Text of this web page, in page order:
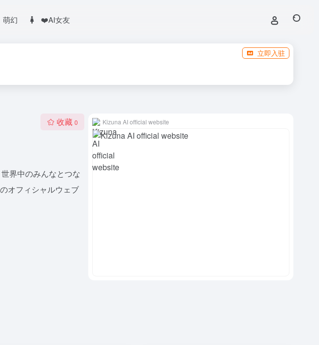
萌幻 ❤️AI女友
立即入驻
收藏 0
界中のみんなとつな
オフィシャルウェブ
Kizuna AI official website